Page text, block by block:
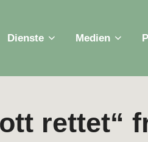
Dienste Medien
rettet“